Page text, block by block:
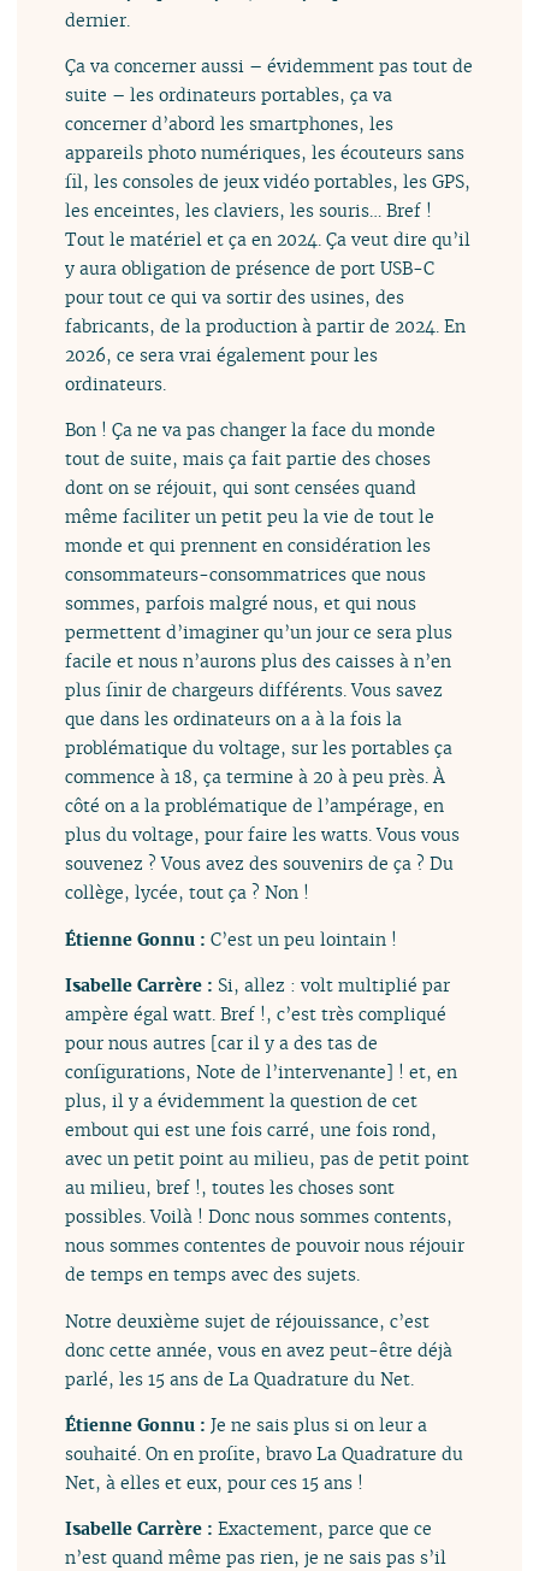
dernier.
Ça va concerner aussi – évidemment pas tout de
suite – les ordinateurs portables, ça va
concerner d’abord les smartphones, les
appareils photo numériques, les écouteurs sans
fil, les consoles de jeux vidéo portables, les GPS,
les enceintes, les claviers, les souris… Bref !
Tout le matériel et ça en 2024. Ça veut dire qu’il
y aura obligation de présence de port USB-C
pour tout ce qui va sortir des usines, des
fabricants, de la production à partir de 2024. En
2026, ce sera vrai également pour les
ordinateurs.
Bon ! Ça ne va pas changer la face du monde
tout de suite, mais ça fait partie des choses
dont on se réjouit, qui sont censées quand
même faciliter un petit peu la vie de tout le
monde et qui prennent en considération les
consommateurs-consommatrices que nous
sommes, parfois malgré nous, et qui nous
permettent d’imaginer qu’un jour ce sera plus
facile et nous n’aurons plus des caisses à n’en
plus finir de chargeurs différents. Vous savez
que dans les ordinateurs on a à la fois la
problématique du voltage, sur les portables ça
commence à 18, ça termine à 20 à peu près. À
côté on a la problématique de l’ampérage, en
plus du voltage, pour faire les watts. Vous vous
souvenez ? Vous avez des souvenirs de ça ? Du
collège, lycée, tout ça ? Non !
Étienne Gonnu :C’est un peu lointain !
Isabelle Carrère : Si, allez : volt multiplié par
ampère égal watt. Bref !, c’est très compliqué
pour nous autres [car il y a des tas de
configurations, Note de l’intervenante] ! et, en
plus, il y a évidemment la question de cet
embout qui est une fois carré, une fois rond,
avec un petit point au milieu, pas de petit point
au milieu, bref !, toutes les choses sont
possibles. Voilà ! Donc nous sommes contents,
nous sommes contentes de pouvoir nous réjouir
de temps en temps avec des sujets.
Notre deuxième sujet de réjouissance, c’est
donc cette année, vous en avez peut-être déjà
parlé, les 15 ans de La Quadrature du Net.
Étienne Gonnu :Je ne sais plus si on leur a
souhaité. On en profite, bravo La Quadrature du
Net, à elles et eux, pour ces 15 ans !
Isabelle Carrère :Exactement, parce que ce
n’est quand même pas rien, je ne sais pas s’il